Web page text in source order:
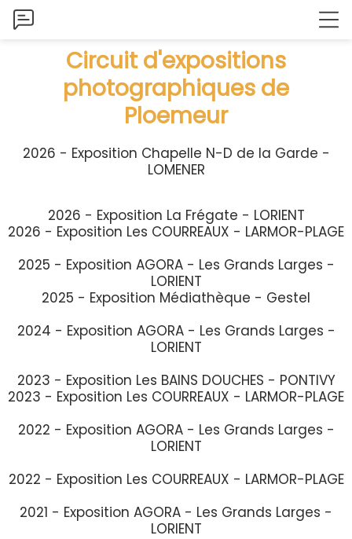
Circuit d'expositions
photographiques de
Ploemeur
2026 - Exposition Chapelle N-D de la Garde -
LOMENER
2026 - Exposition La Frégate - LORIENT
2026 - Exposition Les COURREAUX - LARMOR-PLAGE
2025 - Exposition AGORA - Les Grands Larges -
LORIENT
2025 - Exposition Médiathèque - Gestel
2024 - Exposition AGORA - Les Grands Larges -
LORIENT
2023 - Exposition Les BAINS DOUCHES - PONTIVY
2023 - Exposition Les COURREAUX - LARMOR-PLAGE
2022 - Exposition AGORA - Les Grands Larges -
LORIENT
2022 - Exposition Les COURREAUX - LARMOR-PLAGE
2021 - Exposition AGORA - Les Grands Larges -
LORIENT